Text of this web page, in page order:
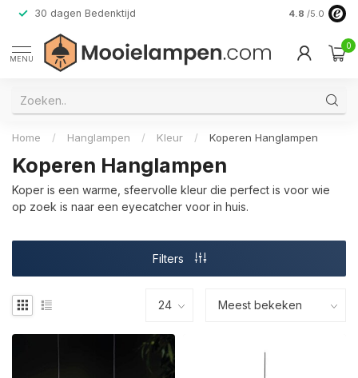
30 dagen Bedenktijd Verzending
4.8 /5.0
MENU
0
Home / Hanglampen / Kleur / Koperen Hanglampen
Koperen Hanglampen
Koper is een warme, sfeervolle kleur die perfect is voor wie
op zoek is naar een eyecatcher voor in huis.
Filters